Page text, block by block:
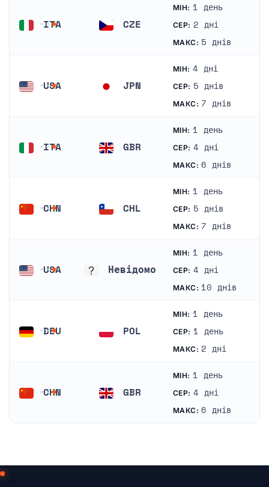
ITA CZE
МІН: 1 день
СЕР: 2 дні
МАКС: 5 днів
USA JPN
МІН: 4 дні
СЕР: 5 днів
МАКС: 7 днів
ITA GBR
МІН: 1 день
СЕР: 4 дні
МАКС: 6 днів
CHN CHL
МІН: 1 день
СЕР: 5 днів
МАКС: 7 днів
USA Невідомо
МІН: 1 день
СЕР: 4 дні
МАКС: 10 днів
DEU POL
МІН: 1 день
СЕР: 1 день
МАКС: 2 дні
CHN GBR
МІН: 1 день
СЕР: 4 дні
МАКС: 6 днів